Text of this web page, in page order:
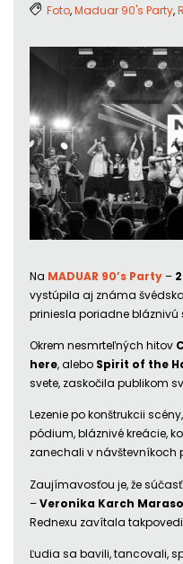
Foto,Maduar 90's Party,
Na MADUAR 90’s Party –
vystúpila aj známa
priniesla poriadne bláznivú
Okrem nesmrteľných hitov
here, alebo Spirit of the
svete, zaskočila publikom
Lezenie po konštrukcii
pódium, bláznivé kreácie,
zanechali v
Zaujímavosťou je, že
–Veronika Karch
Rednexu zavítala
Ľudia sa bavili, tancovali,